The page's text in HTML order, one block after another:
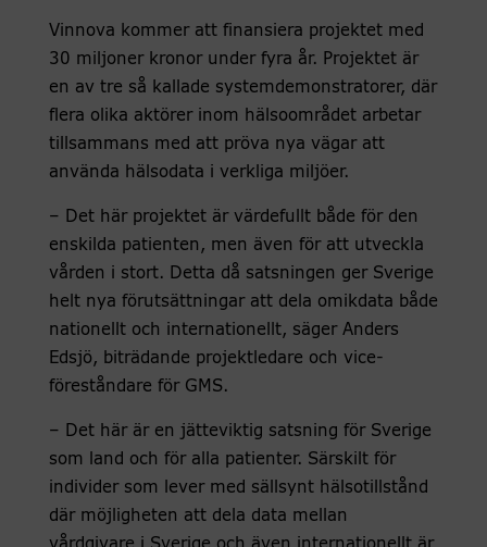
Vinnova kommer att finansiera projektet med
30 miljoner kronor under fyra år. Projektet är
en av tre så kallade systemdemonstratorer, där
flera olika aktörer inom hälsoområdet arbetar
tillsammans med att pröva nya vägar att
använda hälsodata i verkliga miljöer.
– Det här projektet är värdefullt både för den
enskilda patienten, men även för att utveckla
vården i stort. Detta då satsningen ger Sverige
helt nya förutsättningar att dela omikdata både
nationellt och internationellt, säger Anders
Edsjö, biträdande projektledare och vice-
föreståndare för GMS.
– Det här är en jätteviktig satsning för Sverige
som land och för alla patienter. Särskilt för
individer som lever med sällsynt hälsotillstånd
där möjligheten att dela data mellan